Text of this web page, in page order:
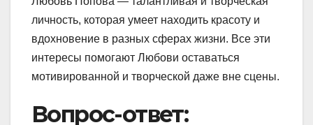
личность, которая умеет находить красоту и
вдохновение в разных сферах жизни. Все эти
интересы помогают Любови оставаться
мотивированной и творческой даже вне сцены.
Вопрос-ответ: